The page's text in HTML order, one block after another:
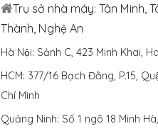
Trụ sở nhà máy: Tân Minh,
Thành, Nghệ An
Hà Nội: Sảnh C, 423 Minh Khai,
HCM: 377/16 Bạch Đằng, P.15,
Chí Minh
Quảng Ninh: Số 1 ngõ 18 Minh